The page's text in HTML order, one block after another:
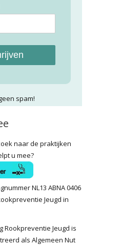
spam!
naar de praktijken
u mee?
NL13 ABNA 0406
Jeugd in
Rookpreventie Jeugd is
als Algemeen Nut